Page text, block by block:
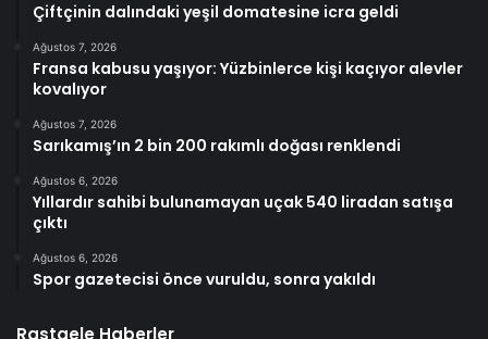
Çiftçinin dalındaki yeşil domatesine icra geldi
Ağustos 7, 2026
Fransa kabusu yaşıyor: Yüzbinlerce kişi kaçıyor alevler
kovalıyor
Ağustos 7, 2026
Sarıkamış’ın 2 bin 200 rakımlı doğası renklendi
Ağustos 6, 2026
Yıllardır sahibi bulunamayan uçak 540 liradan satışa
çıktı
Ağustos 6, 2026
Spor gazetecisi önce vuruldu, sonra yakıldı
Rastgele Haberler